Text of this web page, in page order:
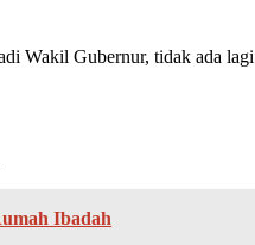
Wakil Gubernur, tidak ada
Ibadah